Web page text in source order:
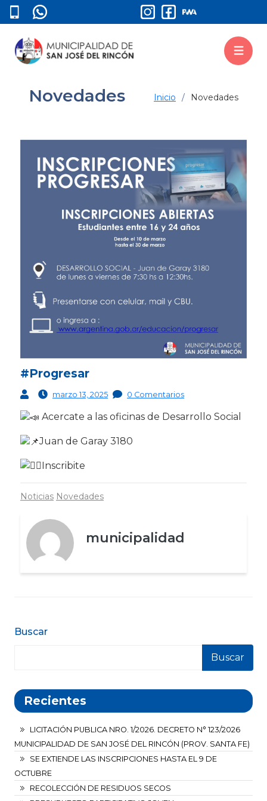
Buscar
Buscar
Recientes
LICITACIÓN PUBLICA NRO. 1/2026. DECRETO N° 123/2026
MUNICIPALIDAD DE SAN JOSÉ DEL RINCÓN (PROV. SANTA FE)
SE EXTIENDE LAS INSCRIPCIONES HASTA EL 9 DE
OCTUBRE
RECOLECCIÓN DE RESIDUOS SECOS
Novedades Inicio Novedades
#Progresar
marzo 13, 2025 0 Comentarios
Acercate a las oficinas de Desarrollo Social
Juan de Garay 3180
Inscribite
Noticias Novedades
municipalidad